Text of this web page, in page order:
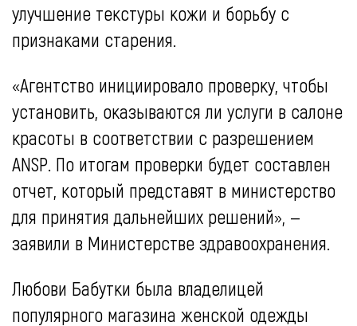
улучшение текстуры кожи и борьбу с
признаками старения.
«Агентство инициировало проверку, чтобы
установить, оказываются ли услуги в салоне
красоты в соответствии с разрешением
ANSP. По итогам проверки будет составлен
отчет, который представят в министерство
для принятия дальнейших решений», —
заявили в Министерстве здравоохранения.
Любови Бабутки была владелицей
популярного магазина женской одежды